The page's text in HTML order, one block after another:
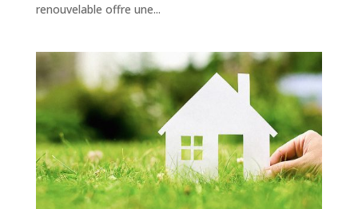
renouvelable offre une...